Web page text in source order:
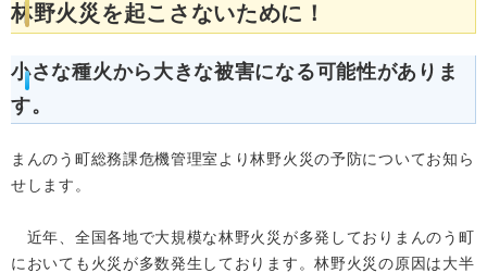
林野火災を起こさないために！
小さな種火から大きな被害になる可能性がありま
す。
まんのう町総務課危機管理室より林野火災の予防についてお知ら
せします。
近年、全国各地で大規模な林野火災が多発しておりまんのう町
においても火災が多数発生しております。林野火災の原因は大半